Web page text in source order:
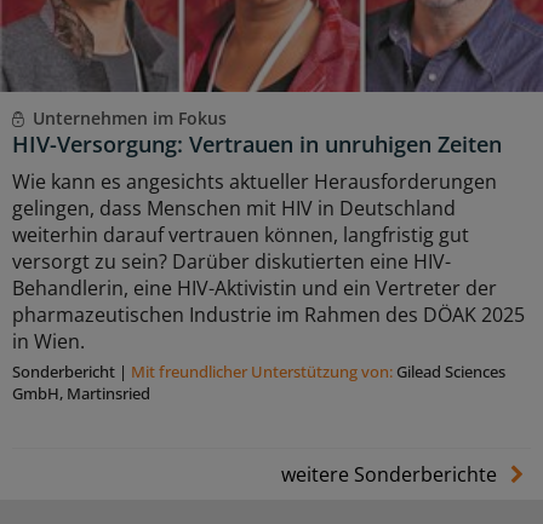
Unternehmen im Fokus
HIV-Versorgung: Vertrauen in unruhigen Zeiten
Wie kann es angesichts aktueller Herausforderungen
gelingen, dass Menschen mit HIV in Deutschland
weiterhin darauf vertrauen können, langfristig gut
versorgt zu sein? Darüber diskutierten eine HIV-
Behandlerin, eine HIV-Aktivistin und ein Vertreter der
pharmazeutischen Industrie im Rahmen des DÖAK 2025
in Wien.
Sonderbericht | Mit freundlicher Unterstützung von: Gilead Sciences
GmbH, Martinsried
weitere Sonderberichte